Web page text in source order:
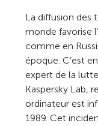
La diffusion des
monde favorise
comme en
époque. C’est
expert de la
Kaspersky Lab,
ordinateur est
1989. Cet